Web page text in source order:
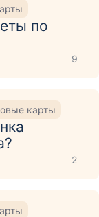
по
9
карты
2